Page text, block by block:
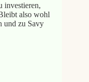
investieren,
also wohl
und zu Savy